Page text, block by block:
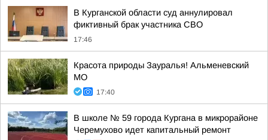
В Курганской области суд аннулировал
фиктивный брак участника СВО
17:46
Красота природы Зауралья! Альменевский
МО
17:40
В школе № 59 города Кургана в микрорайоне
Черемухово идет капитальный ремонт